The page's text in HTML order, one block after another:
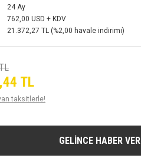
24 Ay
762,00 USD + KDV
21.372,27 TL (%2,00 havale indirimi)
TL
taksitlerle!
GELİNCE HABER VER